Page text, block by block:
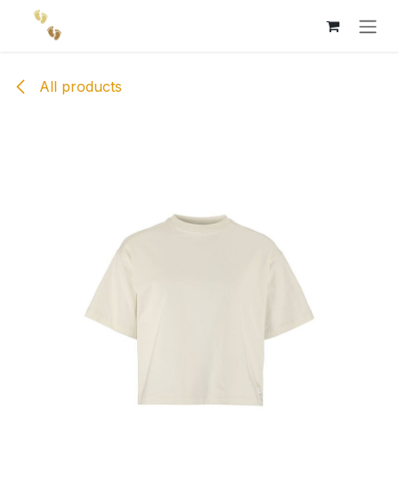
Skip to Content
All products